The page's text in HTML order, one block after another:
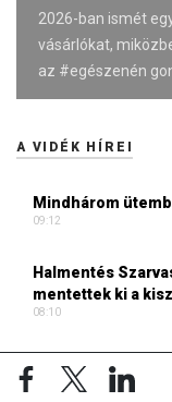
2026-ban ismét
vásárlókat,
az #egészenén
A VIDÉK HÍREI
Mindhárom
09:12
Halmentés
mentettek ki a
08:10
Záporok,